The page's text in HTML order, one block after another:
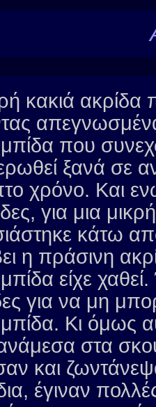
κακιά
που
ξανά σε
χρόνο. Και
για μια
κάτω
η πράσινη
είχε
για να μη
Κι όμως
στα
και
έγιναν